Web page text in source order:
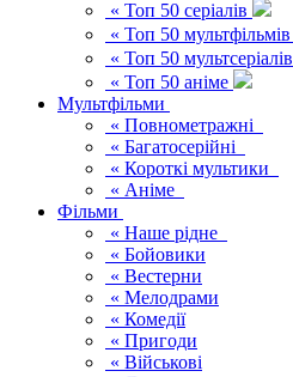
« Топ 50 серіалів
« Топ 50 мультфільмів
« Топ 50 мультсеріалів
« Топ 50 аніме
Мультфільми
« Повнометражні
« Багатосерійні
« Короткі мультики
« Аніме
Фільми
« Наше рідне
« Бойовики
« Вестерни
« Мелодрами
« Комедії
« Пригоди
« Військові